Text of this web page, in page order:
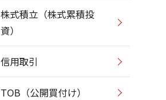
株式積立（株式累積投
資）
信用取引
TOB（公開買付け）